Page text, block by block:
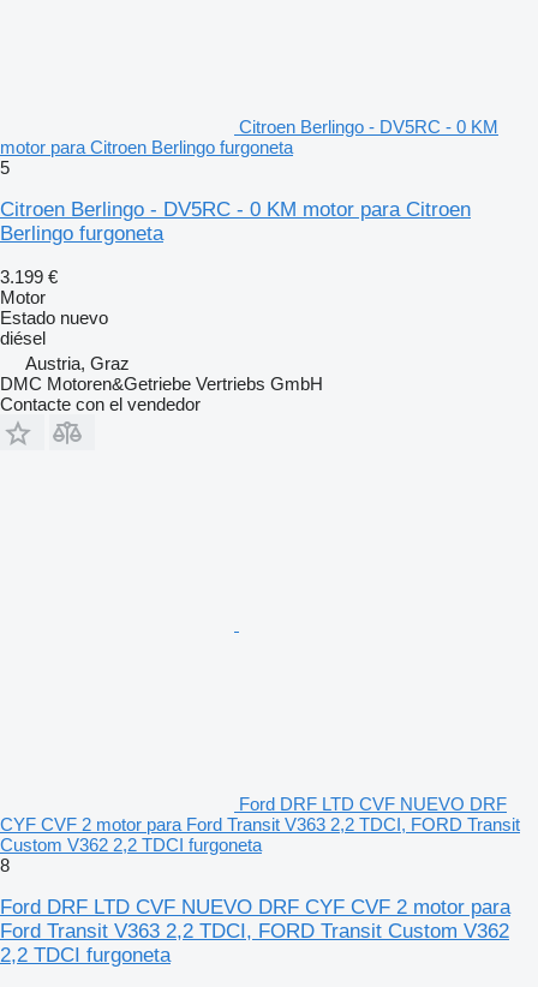
Citroen Berlingo - DV5RC - 0 KM
motor para Citroen Berlingo furgoneta
5
Citroen Berlingo - DV5RC - 0 KM motor para Citroen
Berlingo furgoneta
3.199 €
Motor
Estado nuevo
diésel
Austria, Graz
DMC Motoren&Getriebe Vertriebs GmbH
Contacte con el vendedor
Ford DRF LTD CVF NUEVO DRF
CYF CVF 2 motor para Ford Transit V363 2,2 TDCI, FORD Transit
Custom V362 2,2 TDCI furgoneta
8
Ford DRF LTD CVF NUEVO DRF CYF CVF 2 motor para
Ford Transit V363 2,2 TDCI, FORD Transit Custom V362
2,2 TDCI furgoneta